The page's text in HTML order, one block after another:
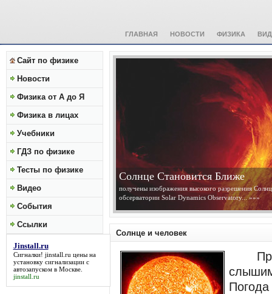
ГЛАВНАЯ НОВОСТИ ФИЗИКА
Сайт по физике
Новости
Физика от А до Я
Физика в лицах
Учебники
ГДЗ по физике
Тесты по физике
Видео
События
Ссылки
Jinstall.ru
Сигналки! jinstall.ru цены на
установку сигнализации с
автозапуском в Москве.
jinstall.ru
Солнце Становится Ближе
получены изображения высокого разрешения
обсерватории Solar Dynamics Observatory...»»»
Солнце и человек